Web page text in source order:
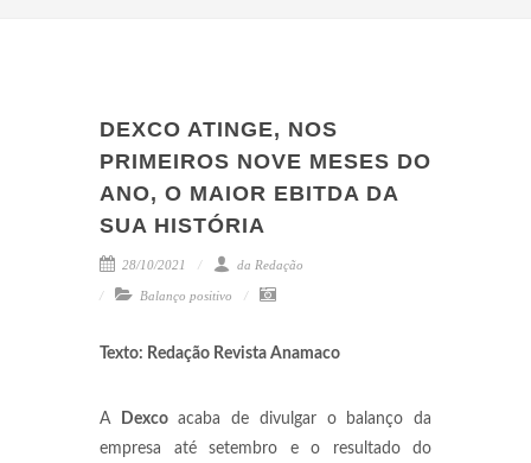
DEXCO ATINGE, NOS
PRIMEIROS NOVE MESES DO
ANO, O MAIOR EBITDA DA
SUA HISTÓRIA
28/10/2021 da Redação
Balanço positivo
Texto: Redação Revista Anamaco
A Dexcoacaba de divulgar o balanço da
empresa até setembro e o resultado do